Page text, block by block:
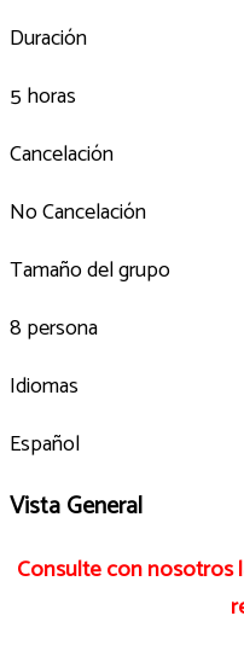
Duración
5 horas
Cancelación
No Cancelación
Tamaño del grupo
8 persona
Idiomas
Español
Vista General
Consulte con nosotros